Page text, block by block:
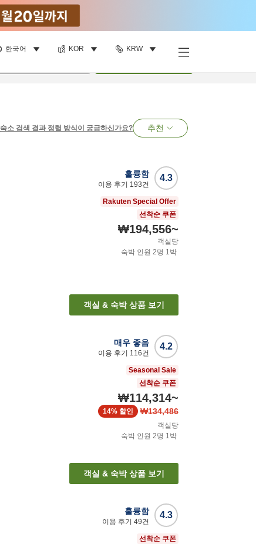
한국어 KOR KRW
숙소 검색 결과 정렬 방식이 궁금하신가요? 추천
4.3
훌륭함
이용 후기 193건
Rakuten Special Offer
선착순 쿠폰
₩194,556~
객실당
숙박 인원 2명 1박
객실 & 숙박 상품 보기
4.2
매우 좋음
이용 후기 116건
Seasonal Sale
선착순 쿠폰
₩114,314~
₩134,486
14% 할인
객실당
숙박 인원 2명 1박
객실 & 숙박 상품 보기
4.3
훌륭함
이용 후기 49건
선착순 쿠폰